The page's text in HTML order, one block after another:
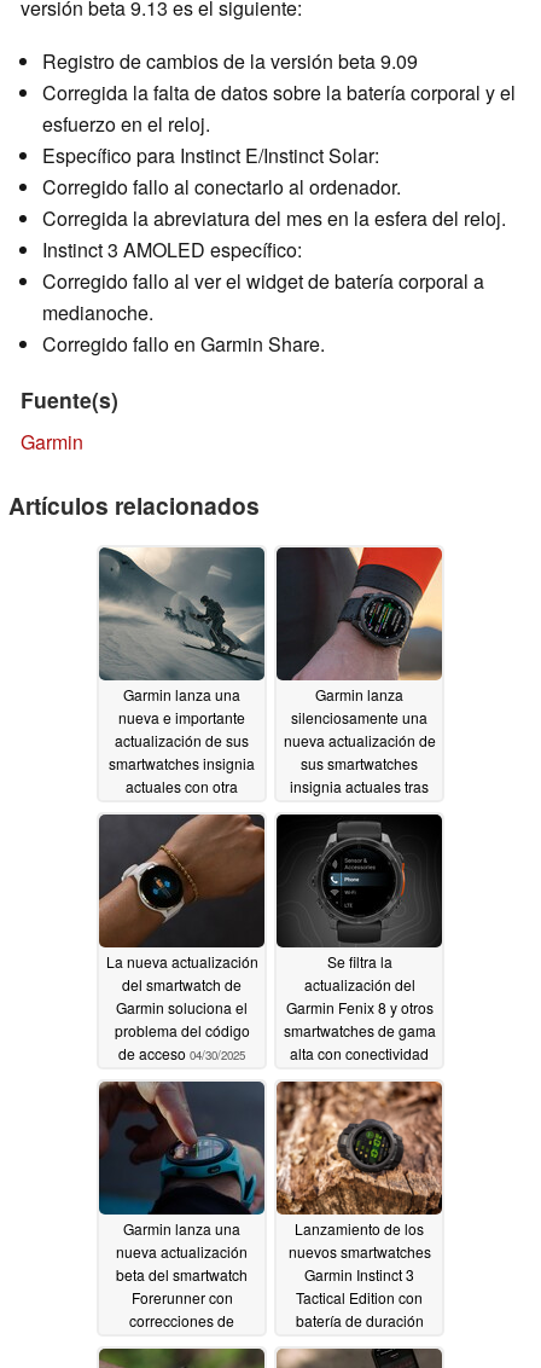
versión beta 9.13 es el siguiente:
Registro de cambios de la versión beta 9.09
Corregida la falta de datos sobre la batería corporal y el
esfuerzo en el reloj.
Específico para Instinct E/Instinct Solar:
Corregido fallo al conectarlo al ordenador.
Corregida la abreviatura del mes en la esfera del reloj.
Instinct 3 AMOLED específico:
Corregido fallo al ver el widget de batería corporal a
medianoche.
Corregido fallo en Garmin Share.
Fuente(s)
Garmin
Artículos relacionados
Garmin lanza una
nueva e importante
actualización de sus
smartwatches insignia
actuales con otra
docena de mejoras
05/01/2025
Garmin lanza
silenciosamente una
nueva actualización de
sus smartwatches
insignia actuales tras
un extenso desarrollo
beta04/30/2025
La nueva actualización
del smartwatch de
Garmin soluciona el
problema del código
de acceso 04/30/2025
Se filtra la
actualización del
Garmin Fenix 8 y otros
smartwatches de gama
alta con conectividad
LTE04/29/2025
Garmin lanza una
nueva actualización
beta del smartwatch
Forerunner con
correcciones de
errores04/26/2025
Lanzamiento de los
nuevos smartwatches
Garmin Instinct 3
Tactical Edition con
batería de duración
ilimitada04/25/2025